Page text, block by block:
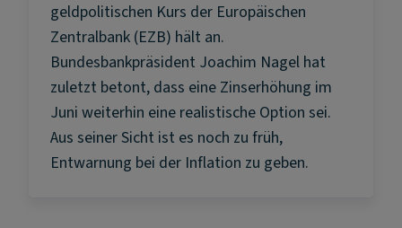
geldpolitischen Kurs der Europäischen
Zentralbank (EZB) hält an.
Bundesbankpräsident Joachim Nagel hat
zuletzt betont, dass eine Zinserhöhung im
Juni weiterhin eine realistische Option sei.
Aus seiner Sicht ist es noch zu früh,
Entwarnung bei der Inflation zu geben.